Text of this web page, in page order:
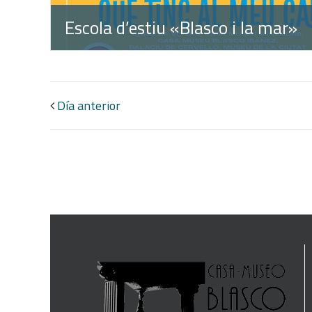
Escola d’estiu «Blasco i la mar»
Día anterior